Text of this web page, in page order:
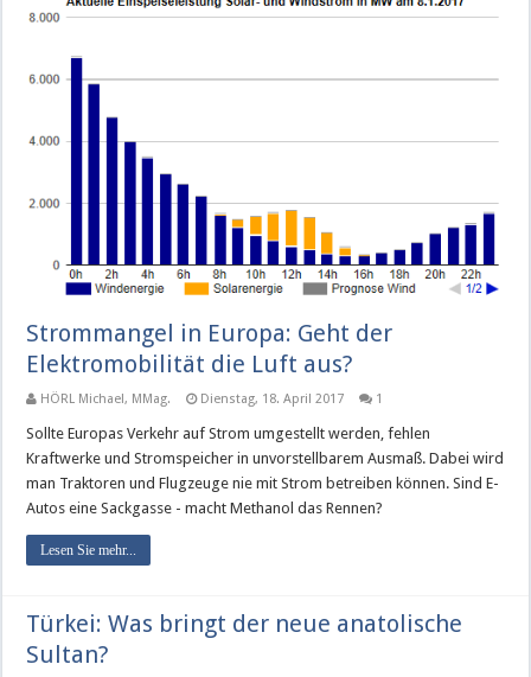
Strommangel in Europa: Geht der
Elektromobilität die Luft aus?
HÖRL Michael, MMag. Dienstag, 18. April 2017 1
Sollte Europas Verkehr auf Strom umgestellt werden, fehlen
Kraftwerke und Stromspeicher in unvorstellbarem Ausmaß. Dabei wird
man Traktoren und Flugzeuge nie mit Strom betreiben können. Sind E-
Autos eine Sackgasse - macht Methanol das Rennen?
Lesen Sie mehr...
Türkei: Was bringt der neue anatolische
Sultan?